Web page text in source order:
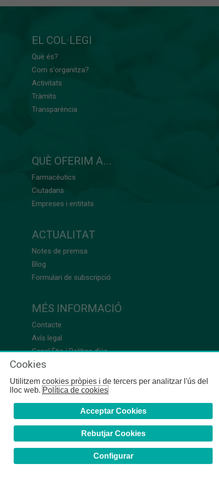
EL COL·LEGI
Què és?
Com s'organitza?
Activitats
Tràmits
Transparència
QUÈ OFERIM A...
Farmacèutics
Ciutadans
Empreses i entitats
ACTUALITAT
Notes de premsa
Blog
Formulari de subscripció
MÉS INFORMACIÓ
Contacte
Avís legal
Canal Ètic i Política d’ús
Cookies
Utilitzem cookies pròpies i de tercers per analitzar l'ús del
lloc web.Política de cookies
Acceptar Cookies
Rebutjar Cookies
Configurar